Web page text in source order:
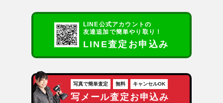
LINE公式アカウントの
友達追加で簡単やり取り！
LINE査定お申込み
写真で簡単査定 無料 キャンセルOK
写メール査定お申込み